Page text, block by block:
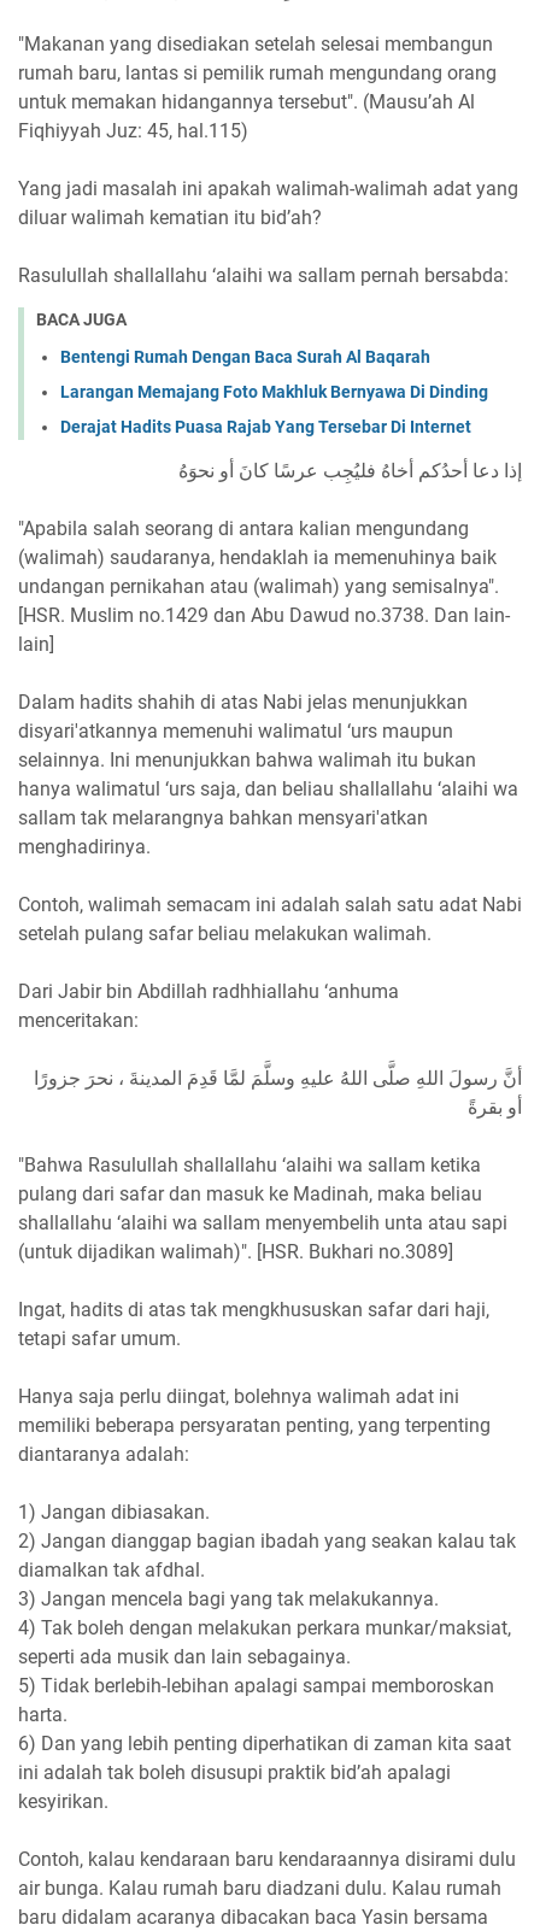
"Makanan yang disediakan setelah selesai membangun
rumah baru, lantas si pemilik rumah mengundang orang
untuk memakan hidangannya tersebut". (Mausu’ah Al
Fiqhiyyah Juz: 45, hal.115)
Yang jadi masalah ini apakah walimah-walimah adat yang
diluar walimah kematian itu bid’ah?
Rasulullah shallallahu ‘alaihi wa sallam pernah bersabda:
BACA JUGA
Bentengi Rumah Dengan Baca Surah Al Baqarah
Larangan Memajang Foto Makhluk Bernyawa Di Dinding
Derajat Hadits Puasa Rajab Yang Tersebar Di Internet
إذا دعا أحدُكم أخاهُ فليُجِب عرسًا كانَ أو نحوَهُ
"Apabila salah seorang di antara kalian mengundang
(walimah) saudaranya, hendaklah ia memenuhinya baik
undangan pernikahan atau (walimah) yang semisalnya".
[HSR. Muslim no.1429 dan Abu Dawud no.3738. Dan lain-
lain]
Dalam hadits shahih di atas Nabi jelas menunjukkan
disyari'atkannya memenuhi walimatul ‘urs maupun
selainnya. Ini menunjukkan bahwa walimah itu bukan
hanya walimatul ‘urs saja, dan beliau shallallahu ‘alaihi wa
sallam tak melarangnya bahkan mensyari'atkan
menghadirinya.
Contoh, walimah semacam ini adalah salah satu adat Nabi
setelah pulang safar beliau melakukan walimah.
Dari Jabir bin Abdillah radhhiallahu ‘anhuma
menceritakan:
أنَّ رسولَ اللهِ صلَّى اللهُ عليهِ وسلَّمَ لمَّا قَدِمَ المدينةَ ، نحرَ جزورًا
أو بقرةً
"Bahwa Rasulullah shallallahu ‘alaihi wa sallam ketika
pulang dari safar dan masuk ke Madinah, maka beliau
shallallahu ‘alaihi wa sallam menyembelih unta atau sapi
(untuk dijadikan walimah)". [HSR. Bukhari no.3089]
Ingat, hadits di atas tak mengkhususkan safar dari haji,
tetapi safar umum.
Hanya saja perlu diingat, bolehnya walimah adat ini
memiliki beberapa persyaratan penting, yang terpenting
diantaranya adalah:
1) Jangan dibiasakan.
2) Jangan dianggap bagian ibadah yang seakan kalau tak
diamalkan tak afdhal.
3) Jangan mencela bagi yang tak melakukannya.
4) Tak boleh dengan melakukan perkara munkar/maksiat,
seperti ada musik dan lain sebagainya.
5) Tidak berlebih-lebihan apalagi sampai memboroskan
harta.
6) Dan yang lebih penting diperhatikan di zaman kita saat
ini adalah tak boleh disusupi praktik bid’ah apalagi
kesyirikan.
Contoh, kalau kendaraan baru kendaraannya disirami dulu
air bunga. Kalau rumah baru diadzani dulu. Kalau rumah
baru didalam acaranya dibacakan baca Yasin bersama